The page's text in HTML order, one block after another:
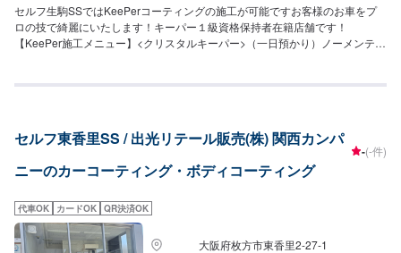
セルフ生駒SSではKeePerコーティングの施工が可能ですお客様のお車をプ
ロの技で綺麗にいたします！キーパー１級資格保持者在籍店舗です！
【KeePer施工メニュー】<クリスタルキーパー>（一日預かり）ノーメンテナ
24,700円（Mサイズ）27,000円（Lサイズ）32,300円（LLサイズ）37,300円
み出します62,500円（Sサイズ）68,500円（Mサイズ）73,000円（Lサイズ）
セルフ東香里SS / 出光リテール販売(株) 関西カンパ
ニーのカーコーティング・ボディコーティング
-(-件)
代車OK カードOK QR決済OK
大阪府枚方市東香里2-27-1